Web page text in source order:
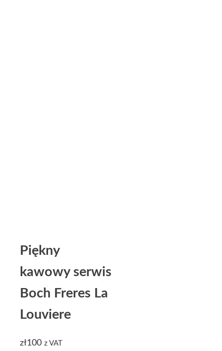
Piękny
kawowy serwis
Boch Freres La
Louviere
zł100 z VAT